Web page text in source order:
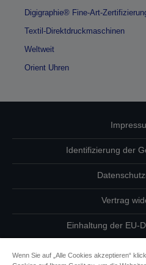
Digigraphie® Fine-Art-
Textil-Direktdruckmaschinen
Weltweit
Orient Uhren
Identifizierung der
Vertrag
Einhaltung der EU-
Wenn Sie auf „Alle Cookies akzeptieren“